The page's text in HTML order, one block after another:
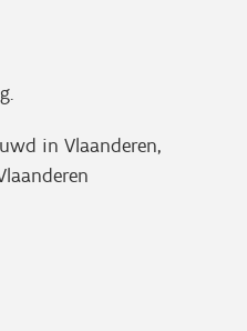
in Vlaanderen,